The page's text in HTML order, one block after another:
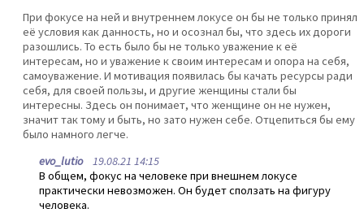
При фокусе на ней и внутреннем локусе он бы не только принял
её условия как данность, но и осознал бы, что здесь их дороги
разошлись. То есть было бы не только уважение к её
интересам, но и уважение к своим интересам и опора на себя,
самоуважение. И мотивация появилась бы качать ресурсы ради
себя, для своей пользы, и другие женщины стали бы
интересны. Здесь он понимает, что женщине он не нужен,
значит так тому и быть, но зато нужен себе. Отцепиться бы ему
было намного легче.
evo_lutio19.08.21 14:15
В общем, фокус на человеке при внешнем локусе
практически невозможен. Он будет сползать на фигуру
человека.